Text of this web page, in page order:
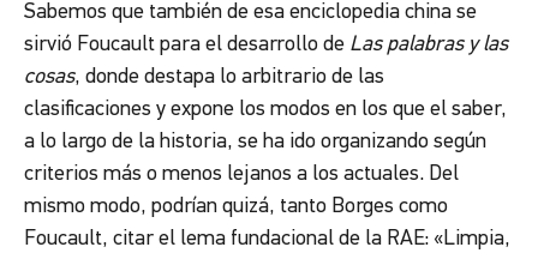
Sabemos que también de esa enciclopedia china se
sirvió Foucault para el desarrollo de Las palabras y las
cosas, donde destapa lo arbitrario de las
clasificaciones y expone los modos en los que el saber,
a lo largo de la historia, se ha ido organizando según
criterios más o menos lejanos a los actuales. Del
mismo modo, podrían quizá, tanto Borges como
Foucault, citar el lema fundacional de la RAE: «Limpia,